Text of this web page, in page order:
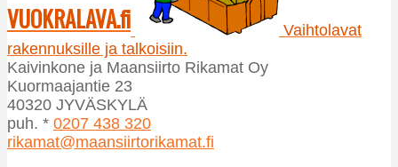
VUOKRALAVA.fi
Vaihtolavat
rakennuksille ja talkoisiin.
Kaivinkone ja Maansiirto Rikamat Oy
Kuormaajantie 23
40320 JYVÄSKYLÄ
puh. * 0207 438 320
rikamat@maansiirtorikamat.fi